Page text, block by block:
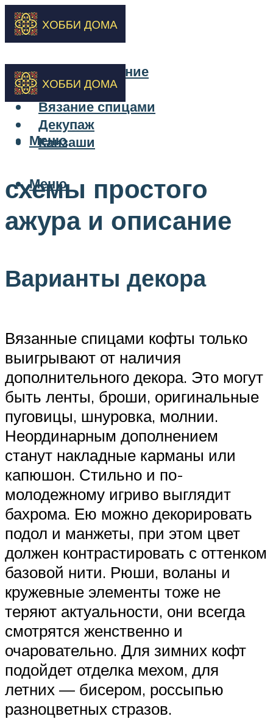
Бисероплетение
Вышивка
Вязание спицами
Декупаж
Канзаши
Меню
Меню
схемы простого
ажура и описание
Варианты декора
Вязанные спицами кофты только
выигрывают от наличия
дополнительного декора. Это могут
быть ленты, броши, оригинальные
пуговицы, шнуровка, молнии.
Неординарным дополнением
станут накладные карманы или
капюшон. Стильно и по-
молодежному игриво выглядит
бахрома. Ею можно декорировать
подол и манжеты, при этом цвет
должен контрастировать с оттенком
базовой нити. Рюши, воланы и
кружевные элементы тоже не
теряют актуальности, они всегда
смотрятся женственно и
очаровательно. Для зимних кофт
подойдет отделка мехом, для
летних — бисером, россыпью
разноцветных стразов.